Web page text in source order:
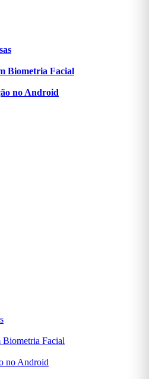
Biometria Facial
no Android
Biometria Facial
no Android